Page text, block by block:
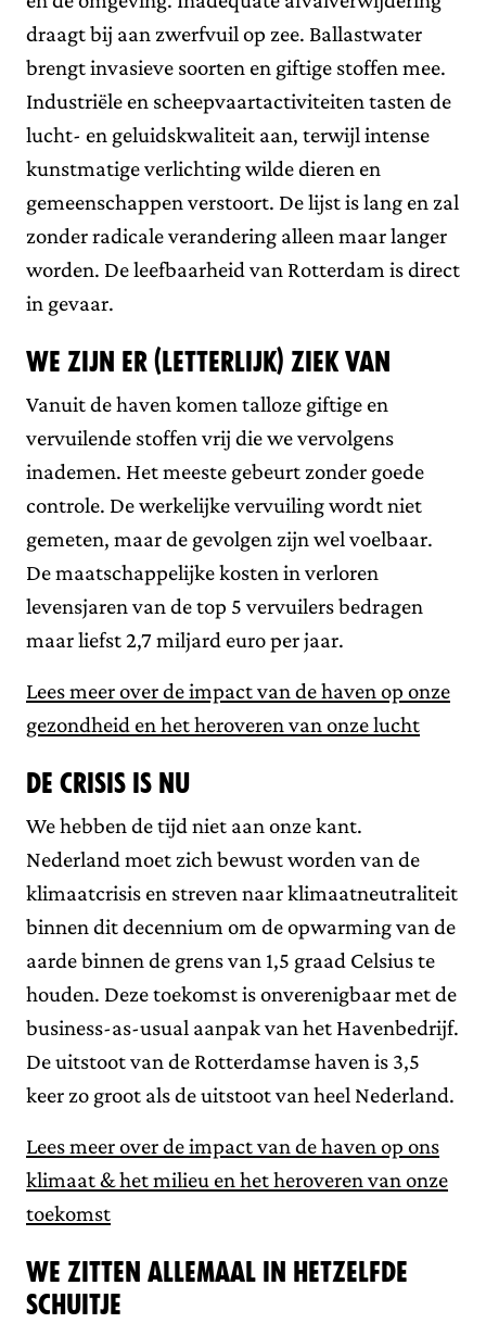
draagt bij aan zwerfvuil op zee. Ballastwater
brengt invasieve soorten en giftige stoffen mee.
Industriële en scheepvaartactiviteiten tasten de
lucht- en geluidskwaliteit aan, terwijl intense
kunstmatige verlichting wilde dieren en
gemeenschappen verstoort. De lijst is lang en zal
zonder radicale verandering alleen maar langer
worden. De leefbaarheid van Rotterdam is direct
in gevaar.
We zijn er (letterlijk) ziek van
Vanuit de haven komen talloze giftige en
vervuilende stoffen vrij die we vervolgens
inademen. Het meeste gebeurt zonder goede
controle. De werkelijke vervuiling wordt niet
gemeten, maar de gevolgen zijn wel voelbaar.
De maatschappelijke kosten in verloren
levensjaren van de top 5 vervuilers bedragen
maar liefst 2,7 miljard euro per jaar.
Lees meer over de impact van de haven op onze
gezondheid en het heroveren van onze lucht
De crisis is nu
We hebben de tijd niet aan onze kant.
Nederland moet zich bewust worden van de
klimaatcrisis en streven naar klimaatneutraliteit
binnen dit decennium om de opwarming van de
aarde binnen de grens van 1,5 graad Celsius te
houden. Deze toekomst is onverenigbaar met de
business-as-usual aanpak van het Havenbedrijf.
De uitstoot van de Rotterdamse haven is 3,5
keer zo groot als de uitstoot van heel Nederland.
Lees meer over de impact van de haven op ons
klimaat & het milieu en het heroveren van onze
toekomst
We zitten allemaal in hetzelfde
schuitje